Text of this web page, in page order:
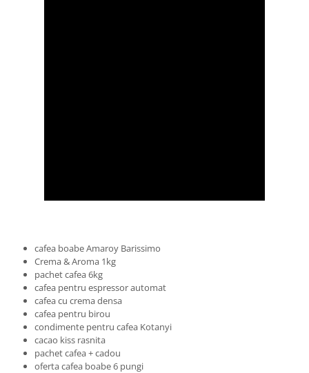
cafea boabe Amaroy Barissimo
Crema & Aroma 1kg
pachet cafea 6kg
cafea pentru espressor automat
cafea cu crema densa
cafea pentru birou
condimente pentru cafea Kotanyi
cacao kiss rasnita
pachet cafea + cadou
oferta cafea boabe 6 pungi